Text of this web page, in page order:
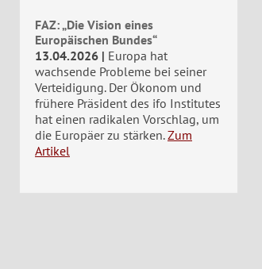
FAZ: „Die Vision eines
Europäischen Bundes“
13.04.2026
Europa hat
wachsende Probleme bei seiner
Verteidigung. Der Ökonom und
frühere Präsident des ifo Institutes
hat einen radikalen Vorschlag, um
die Europäer zu stärken. Zum
Artikel